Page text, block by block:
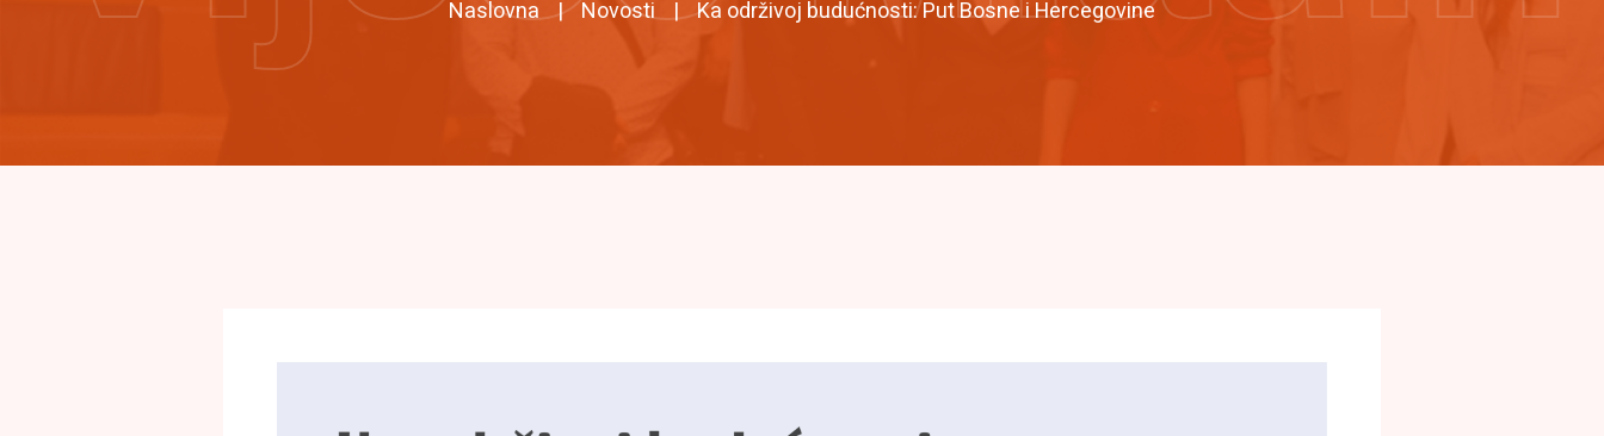
Naslovna Novosti Ka održivoj budućnosti: Put Bosne i Hercegovine